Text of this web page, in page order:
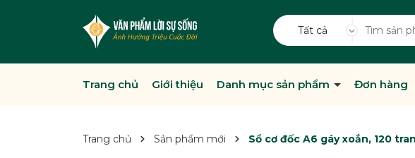
Tất cả
Trang chủ Giới thiệu Danh mục sản phẩm Đơn hàng
Trang chủ Sản phẩm mới Sổ cơ đốc A6 gáy xoắn, 120